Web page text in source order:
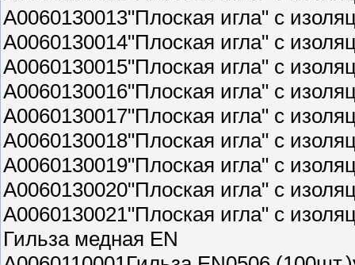
A0060130013"Плоская игла" с
A0060130014"Плоская игла" с
A0060130015"Плоская игла" с
A0060130016"Плоская игла" с
A0060130017"Плоская игла" с
A0060130018"Плоская игла" с
A0060130019"Плоская игла" с
A0060130020"Плоская игла" с
A0060130021"Плоская игла" с
Гильза медная EN